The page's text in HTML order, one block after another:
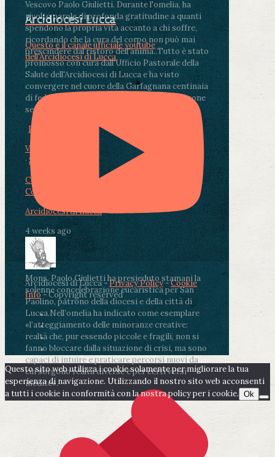
Vescovo Paolo Giulietti. Durante l'omelia, ha
rivolto parole di profonda gratitudine a quanti
spendono la propria vita accanto a chi soffre,
ricordando che la cura del corpo non può mai
prescindere dal ristoro dell'anima..Tutto è stato
promosso con cura dall'Ufficio Pastorale della
Salute dell'Arcidiocesi di Lucca e ha visto
convergere nel cuore della Garfagnana centinaia
di fedeli, operatori sanitari, volontari e persone
segnate dalla malattia.
Photo
View on Facebook
· Share
Condividi su Facebook
Condividi su LinkedIn
Arcidiocesi di Lucca
4 weeks ago
Mons. Paolo Giulietti ha presieduto stamani la
solenne concelebrazione eucaristica per San
Paolino, patrono della diocesi e della città di
Lucca.Nell’omelia ha indicato come esemplare
«l’atteggiamento delle minoranze creative:
realtà che, pur essendo piccole e fragili, non si
fanno bloccare dalla situazione di crisi, ma sono
capaci di intuire e praticare percorsi nuovi da
cui sorgono realtà diverse e per certi versi
inedite».
Arcidiocesi Lucca
Questo è il canale ufficiale youtube
dell'Arcidiocesi di Lucca
Arcidiocesi di Lucca -Privacy Policy-Cookie
Info- Copyright reserved
Questo sito web utilizza i cookie solamente per migliorare la tua
esperienza di navigazione. Utilizzando il nostro sito web acconsenti
a tutti i cookie in conformità con la nostra policy per i cookie. Ok